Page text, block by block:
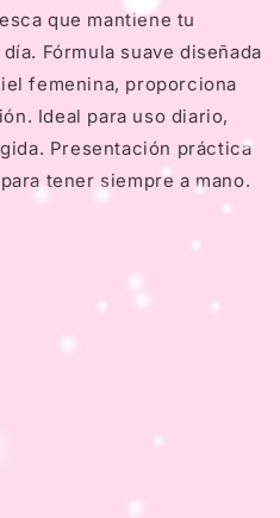
que mantiene tu
Fórmula suave diseñada
femenina, proporciona
Ideal para uso diario,
Presentación práctica
tener siempre a mano.